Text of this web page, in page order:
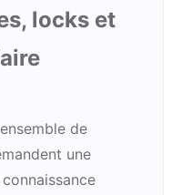
locks et
de
une